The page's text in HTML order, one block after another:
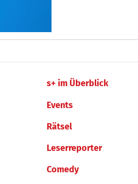
s+ im Überblick
Events
Rätsel
Leserreporter
Comedy